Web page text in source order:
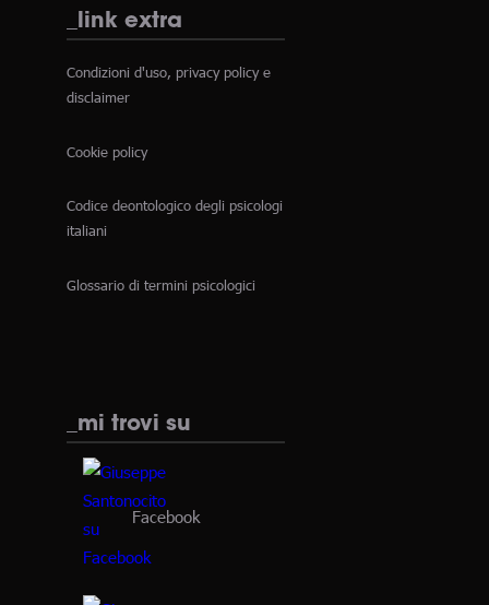
_link extra
Condizioni d'uso, privacy policy e
disclaimer
Cookie policy
Codice deontologico degli psicologi
italiani
Glossario di termini psicologici
_mi trovi su
Facebook